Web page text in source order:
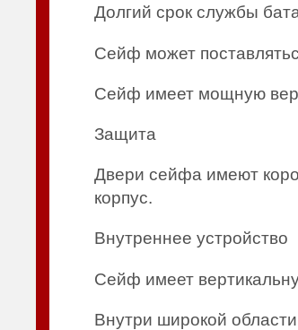
Долгий срок службы
Сейф может
Сейф имеет мощную
Защита
Двери сейфа имеют
корпус.
Внутреннее устройство
Сейф имеет
Внутри широкой